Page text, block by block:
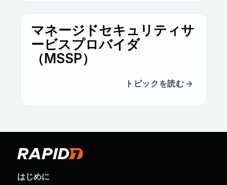
マネージドセキュリティサ
ービスプロバイダ
（MSSP）
トピックを読む
はじめに